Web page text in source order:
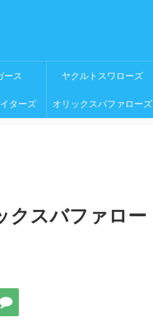
ース ヤクルトスワローズ
ターズ オリックスバファローズ
クスバファロー